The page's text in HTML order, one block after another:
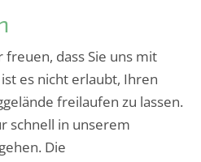
dass Sie uns mit
es nicht erlaubt, Ihren
freilaufen zu lassen.
schnell in unserem
Die